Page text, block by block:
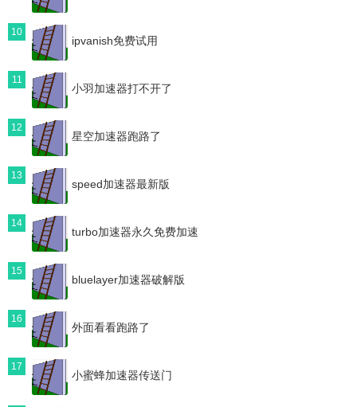
10
ipvanish免费试用
11
小羽加速器打不开了
12
星空加速器跑路了
13
speed加速器最新版
14
turbo加速器永久免费加速
15
bluelayer加速器破解版
16
外面看看跑路了
17
小蜜蜂加速器传送门